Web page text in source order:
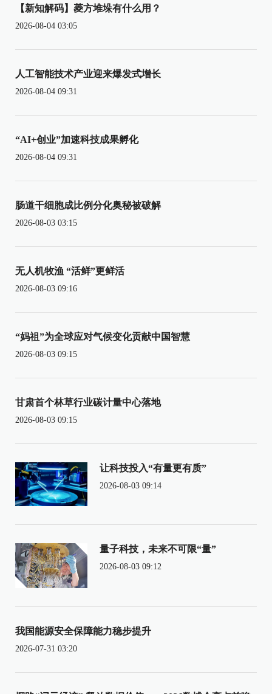
【新知解码】菱方堆垛有什么用？
2026-08-04 03:05
人工智能技术产业迎来爆发式增长
2026-08-04 09:31
“AI+创业”加速科技成果孵化
2026-08-04 09:31
肠道干细胞成比例分化奥秘被破解
2026-08-03 03:15
无人机牧渔 “活鲜”更鲜活
2026-08-03 09:16
“妈祖”为全球应对气候变化贡献中国智慧
2026-08-03 09:15
甘肃首个林草行业碳计量中心落地
2026-08-03 09:15
让科技投入“有量更有质”
2026-08-03 09:14
量子科技，未来不可限“量”
2026-08-03 09:12
我国能源安全保障能力稳步提升
2026-07-31 03:20